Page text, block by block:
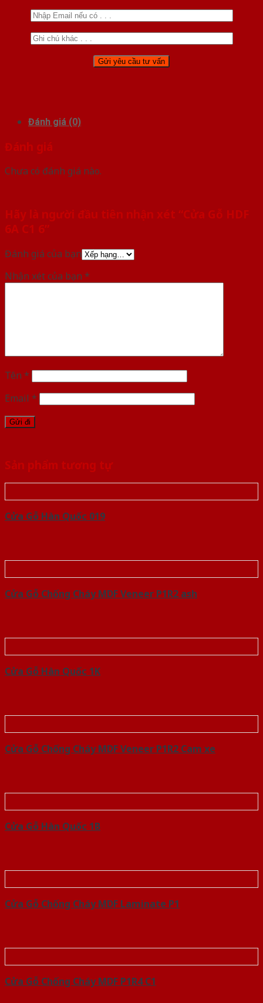
Đánh giá (0)
Đánh giá
Chưa có đánh giá nào.
Hãy là người đầu tiên nhận xét “Cửa Gỗ HDF
6A C1 6”
Đánh giá của bạn
Nhận xét của bạn *
Tên *
Email *
Sản phẩm tương tự
Cửa Gỗ Hàn Quốc 019
Cửa Gỗ Chống Cháy MDF Veneer P1R2 ash
Cửa Gỗ Hàn Quốc 1K
Cửa Gỗ Chống Cháy MDF Veneer P1R2 Cam xe
Cửa Gỗ Hàn Quốc 1B
Cửa Gỗ Chống Cháy MDF Laminate P1
Cửa Gỗ Chống Cháy MDF P1R4 C1